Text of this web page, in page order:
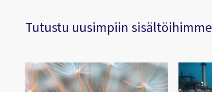
Tutustu uusimpiin sisältöihimme